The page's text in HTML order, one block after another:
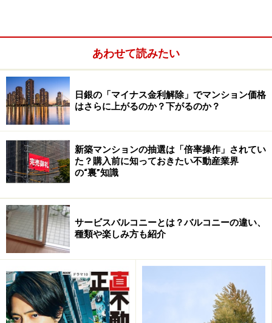
照は期待できないのです。
東向きは朝日が当たる良好なイメージ
南向きに次いでイメージが良いのは東向きです。なぜか
というと、朝日が当たるからでしょう。帰りが遅い人で
も、朝日が当たる時間には家で身支度をしていることが
多いですし、なにより日の当たるバルコニーで洗濯物を
干すのは気持ちがいいものです。でも、東向きだと午後
は日が当たりません。特に日の昇る時間が遅い冬は部屋
に日が差す時間も短く、午後は寒くなりがちです。逆に
夏の午後は直射日光が避けられるので涼しいのですが。
西向きは夏の暑さが敬遠されがち
東向きとは逆に午後に日が差す西向きは、「西日が当た
あわせて読みたい
日銀の「マイナス金利解除」でマンション価格
はさらに上がるのか？下がるのか？
新築マンションの抽選は「倍率操作」されてい
た？購入前に知っておきたい不動産業界
の“裏”知識
サービスバルコニーとは？バルコニーの違い、
種類や楽しみ方も紹介